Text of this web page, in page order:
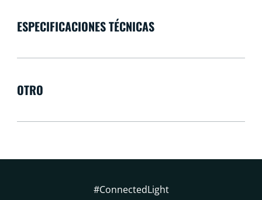
ESPECIFICACIONES TÉCNICAS
OTRO
#ConnectedLight